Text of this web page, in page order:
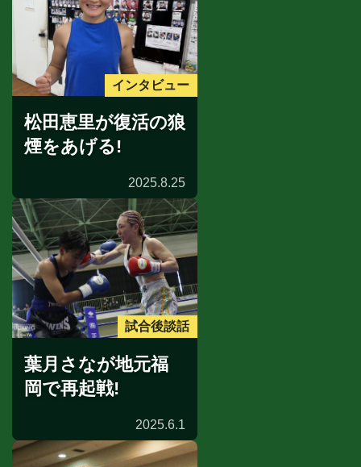
インタビュー
松田恵里が復活の狼
煙をあげる!
2025.8.25
試合後談話
葉月さなが地元福
岡で再起戦!
2025.6.1